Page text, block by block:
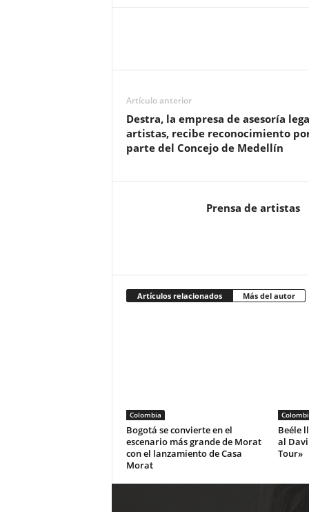
Artículo anterior
Destra, la empresa de asesoría
artistas, recibe reconocimiento
parte del Concejo de Medellín
Prensa de artistas
Artículos relacionados Más del autor
Colombia
Bogotá se convierte en el
escenario más grande de Morat
con el lanzamiento de Casa
Morat
Beéle
al
Tour»